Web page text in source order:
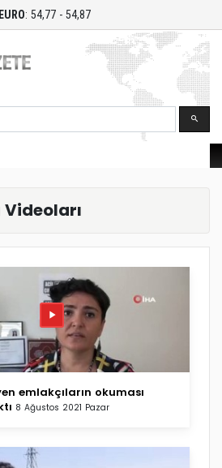
EURO: 54,77 - 54,87
emlakçıların okuması
8 Ağustos 2021 Pazar